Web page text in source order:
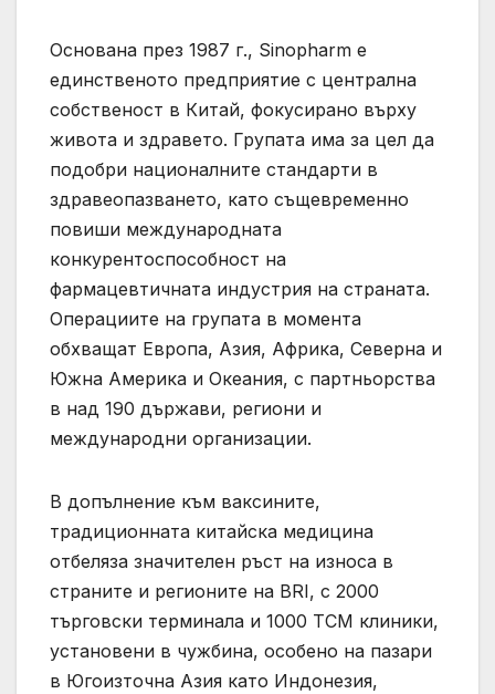
Основана през 1987 г., Sinopharm е
единственото предприятие с централна
собственост в Китай, фокусирано върху
живота и здравето. Групата има за цел да
подобри националните стандарти в
здравеопазването, като същевременно
повиши международната
конкурентоспособност на
фармацевтичната индустрия на страната.
Операциите на групата в момента
обхващат Европа, Азия, Африка, Северна и
Южна Америка и Океания, с партньорства
в над 190 държави, региони и
международни организации.
В допълнение към ваксините,
традиционната китайска медицина
отбеляза значителен ръст на износа в
страните и регионите на BRI, с 2000
търговски терминала и 1000 TCM клиники,
установени в чужбина, особено на пазари
в Югоизточна Азия като Индонезия,